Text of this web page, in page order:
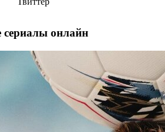
сериалы онлайн